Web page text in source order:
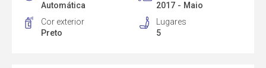
Automática
2017 - Maio
Cor exterior
Preto
Lugares
5